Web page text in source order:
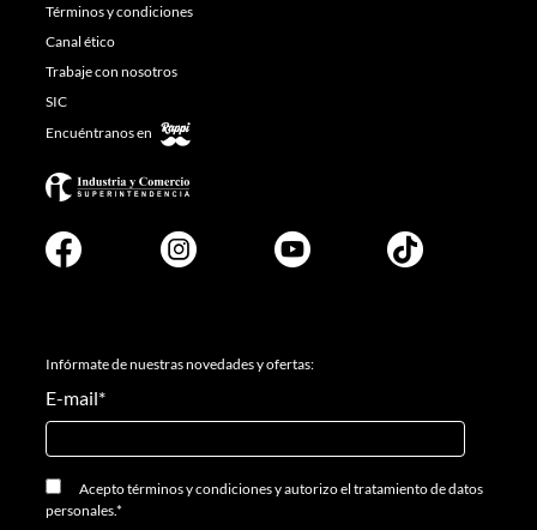
Términos y condiciones
Canal ético
Trabaje con nosotros
SIC
Encuéntranos en
Infórmate de nuestras novedades y ofertas:
E-mail*
Aceptotérminos y condicionesyautorizo el tratamiento de datos
personales.*